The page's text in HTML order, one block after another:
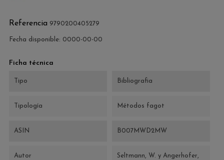
Referencia 9790200405279
Fecha disponible: 0000-00-00
Ficha técnica
Tipo Bibliografia
Tipología Métodos fagot
ASIN B007MWD2MW
Autor
Seltmann, W. y Angerhofer,